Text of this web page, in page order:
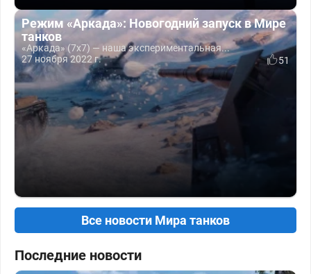
Режим «Аркада»: Новогодний запуск в Мире
танков
«Аркада» (7x7) — наша экспериментальная...
27 ноября 2022 г.
51
Все новости Мира танков
Последние новости